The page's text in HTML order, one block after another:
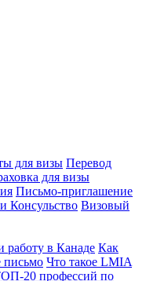
для визы Перевод
для визы
Письмо-приглашение
Консульство Визовый
работу в Канаде Как
письмо Что такое LMIA
20 профессий по